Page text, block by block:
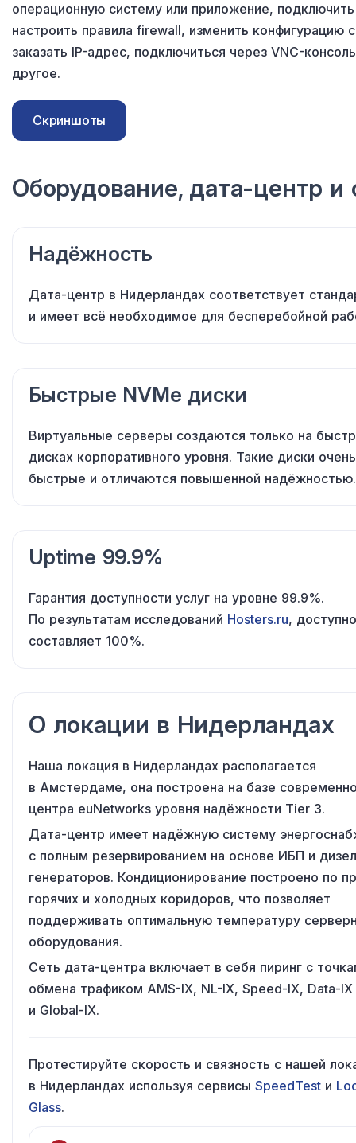
операционную систему или приложение, подключить
настроить правила firewall, изменить конфигурацию
заказать IP-адрес, подключиться через VNC-консоль
другое.
Скриншоты
Оборудование, дата-центр и
Надёжность
Дата-центр в Нидерландах соответствует
и имеет всё необходимое для бесперебойной
Быстрые NVMe диски
Виртуальные серверы создаются только на
дисках корпоративного уровня. Такие диски очень
быстрые и отличаются повышенной надёжностью.
Uptime 99.9%
Гарантия доступности услуг на уровне 99.9%.
По результатам исследований Hosters.ru,
составляет 100%.
О локации в Нидерландах
Наша локация в Нидерландах располагается
в Амстердаме, она построена на базе
центра euNetworks уровня надёжности Tier 3.
Дата-центр имеет надёжную систему
с полным резервированием на основе ИБП и
генераторов. Кондиционирование построено по
горячих и холодных коридоров, что позволяет
поддерживать оптимальную температуру
оборудования.
Сеть дата-центра включает в себя пиринг с
обмена трафиком AMS-IX, NL-IX, Speed-IX, Data-IX
и Global-IX.
Протестируйте скорость и связность с нашей
в Нидерландах используя сервисы SpeedTest и
Glass.